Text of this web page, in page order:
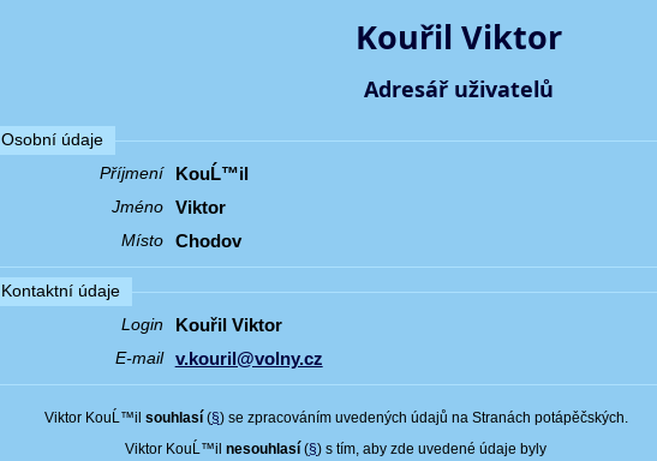
Kouřil Viktor
Adresář uživatelů
Osobní údaje
Příjmení
KouĹ™il
Jméno Viktor
Místo Chodov
Kontaktní údaje
Login
Kouřil Viktor
E-mail v.kouril@volny.cz
Viktor KouĹ™il souhlasí(§) se zpracováním uvedených údajů na Stranách potápěčských.
Viktor KouĹ™ilnesouhlasí (§) s tím, aby zde uvedené údaje byly